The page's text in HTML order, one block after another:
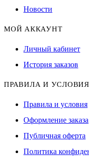
Новости
МОЙ АККАУНТ
Личный кабинет
История заказов
ПРАВИЛА И УСЛОВИЯ
Правила и условия
Оформление заказа
Публичная оферта
Политика